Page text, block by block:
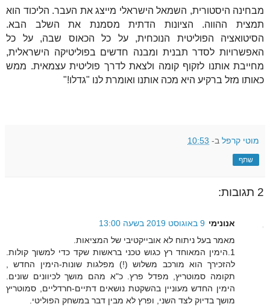
מבחינה היסטורית, השמאל הישראלי מייצג את העבר. הליכוד הוא
תמצית ההווה. הציונות הדתית מסמנת את השלב הבא.
הסיטואציה הפוליטית הנוכחית, על כל הכאוס שבה, על כל
האפשרויות לסדר תבנית ומבנה חדשים בפוליטיקה הישראלית,
מחייבת אותנו לזקוף קומה ולצאת לדרך פוליטית עצמאית. ממש
כאותו מזל ברקיע היא מכה אותנו ואומרת לנו "גדלו!"
מוטי קרפל ב- 10:53
שתף
2 תגובות:
אנונימי 9 באוגוסט 2019 בשעה 13:00
מאמר בעל ניתוח לא אובייקטיבי של המציאות.
1.הימין המאוחד רץ כגוש טכני בראשות שקד כדי למשוך קולות.
להזכירך הוא מורכב משלוש (!) מפלגות שונות-הימין החדש ,
תקומה סמוטריץ, מפדל פרץ. כ"א מהם מושך לכיוונים שונים.
הימין החדש מעוניין בהשקטת נושאים דתיים-חרדליים, סמוטריץ
מושך בדיוק לצד השני, ופרץ לא מבין דבר במשחק הפוליטי.